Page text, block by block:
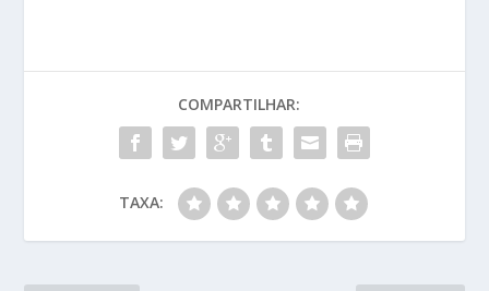
COMPARTILHAR:
TAXA: